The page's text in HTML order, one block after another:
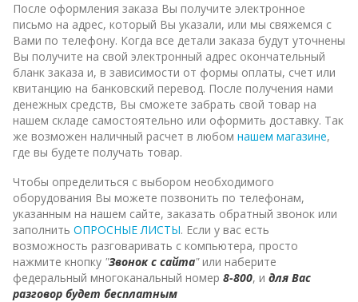
После оформления заказа Вы получите электронное
письмо на адрес, который Вы указали, или мы свяжемся с
Вами по телефону. Когда все детали заказа будут уточнены
Вы получите на свой электронный адрес окончательный
бланк заказа и, в зависимости от формы оплаты, счет или
квитанцию на банковский перевод. После получения нами
денежных средств, Вы сможете забрать свой товар на
нашем складе самостоятельно или оформить доставку. Так
же возможен наличный расчет в любом нашем магазине,
где вы будете получать товар.
Чтобы определиться с выбором необходимого
оборудования Вы можете позвонить по телефонам,
указанным на нашем сайте, заказать обратный звонок или
заполнить ОПРОСНЫЕ ЛИСТЫ. Если у вас есть
возможность разговаривать с компьютера, просто
нажмите кнопку "Звонок с сайта"или наберите
федеральный многоканальный номер 8-800, и для Вас
разговор будет бесплатным